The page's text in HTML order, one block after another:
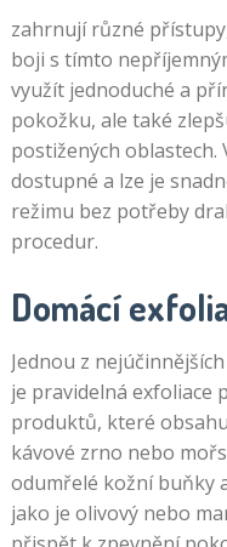
zahrnují různé
boji s tímto
využít jednoduché a
pokožku, ale také
postižených oblastech.
dostupné a lze je
režimu bez potřeby
procedur.
Domácí
Jednou z
je pravidelná exfoliace
produktů, které
kávové zrno nebo
odumřelé kožní buňky
jako je olivový nebo